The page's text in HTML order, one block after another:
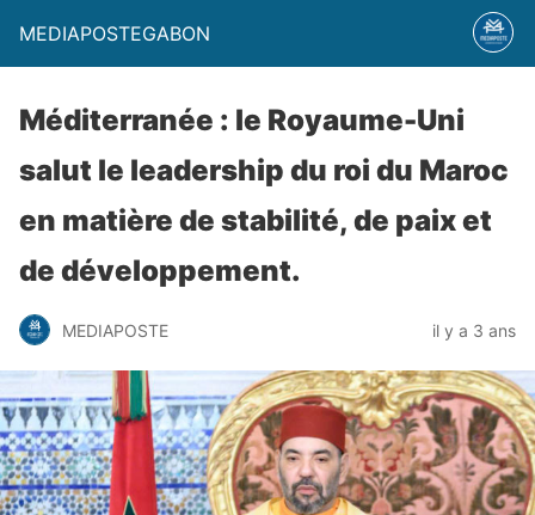
MEDIAPOSTEGABON
Méditerranée : le Royaume-Uni
salut le leadership du roi du Maroc
en matière de stabilité, de paix et
de développement.
MEDIAPOSTE il y a 3 ans